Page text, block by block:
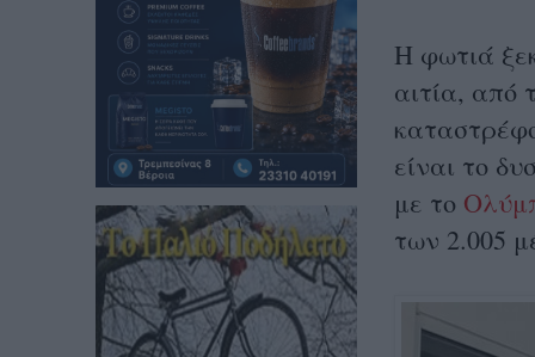
Η φωτιά
αιτία, από
είναι το
με το
των 2.005